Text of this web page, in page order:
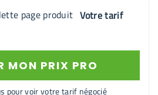
Votre tarif
MON PRIX PRO
pour voir votre tarif négocié